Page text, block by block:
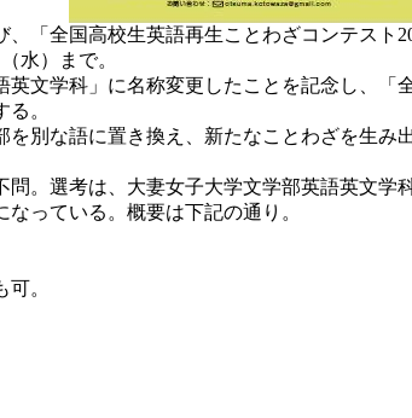
「全国高校生英語再生ことわざコンテス
水）まで。
文学科」に名称変更したことを記念し、
。
別な語に置き換え、新たなことわざを生み
。選考は、大妻女子大学文学部英語英文学
っている。概要は下記の通り。
。